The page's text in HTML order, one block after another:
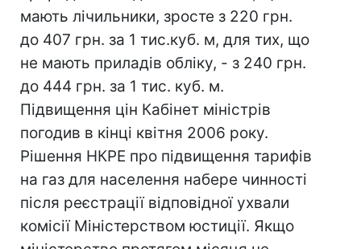
мають лічильники, зросте з 220 грн.
до 407 грн. за 1 тис.куб. м, для тих, що
не мають приладів обліку, - з 240 грн.
до 444 грн. за 1 тис. куб. м.
Підвищення цін Кабінет міністрів
погодив в кінці квітня 2006 року.
Рішення НКРЕ про підвищення тарифів
на газ для населення набере чинності
після реєстрації відповідної ухвали
комісії Міністерством юстиції. Якщо